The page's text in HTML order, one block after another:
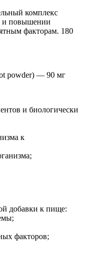
комплекс
и повышении
факторам. 180
powder) — 90 мг
и биологически
к
добавки к пище:
факторов;